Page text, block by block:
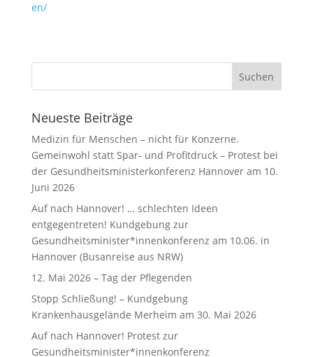
en/
Neueste Beiträge
Medizin für Menschen – nicht für Konzerne.
Gemeinwohl statt Spar- und Profitdruck – Protest bei
der Gesundheitsministerkonferenz Hannover am 10.
Juni 2026
Auf nach Hannover! … schlechten Ideen
entgegentreten! Kundgebung zur
Gesundheitsminister*innenkonferenz am 10.06. in
Hannover (Busanreise aus NRW)
12. Mai 2026 – Tag der Pflegenden
Stopp Schließung! – Kundgebung
Krankenhausgelände Merheim am 30. Mai 2026
Auf nach Hannover! Protest zur
Gesundheitsminister*innenkonferenz